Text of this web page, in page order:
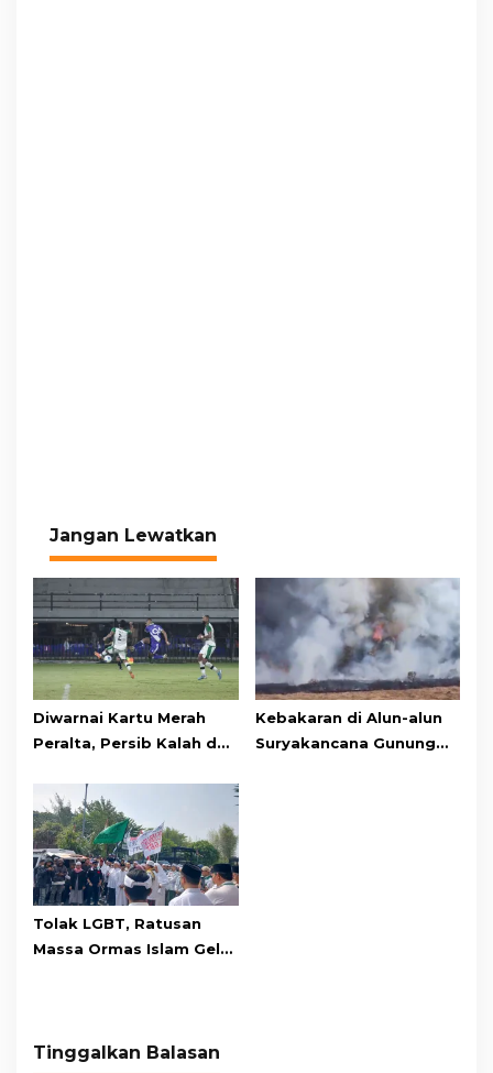
Jangan Lewatkan
Diwarnai Kartu Merah
Peralta, Persib Kalah dari
Adu Penalti
Kebakaran di Alun-alun
Suryakancana Gunung
Tolak LGBT, Ratusan
Massa Ormas Islam Gelar
Tinggalkan Balasan